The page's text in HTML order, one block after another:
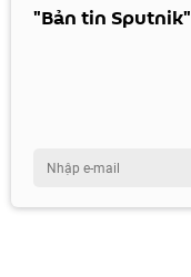
"Bản tin Sputnik"